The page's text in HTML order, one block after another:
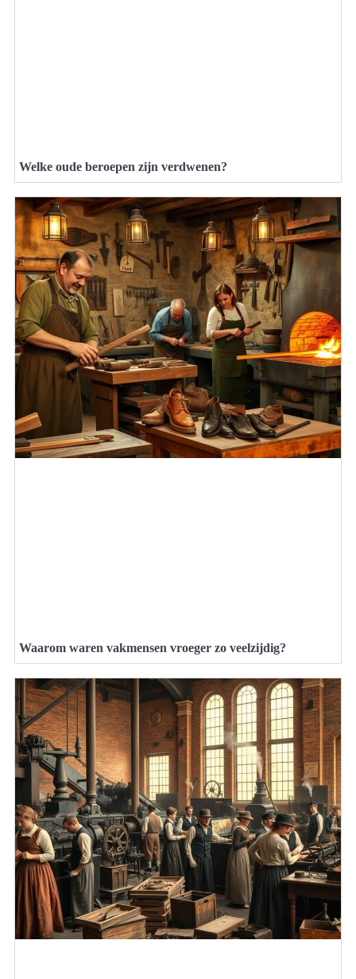
Welke oude beroepen zijn verdwenen?
Waarom waren vakmensen vroeger zo veelzijdig?